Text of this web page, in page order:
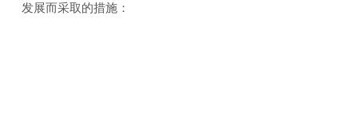
发展而采取的措施：